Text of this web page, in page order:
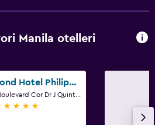
Manila otelleri
Diamond Hotel Philippines